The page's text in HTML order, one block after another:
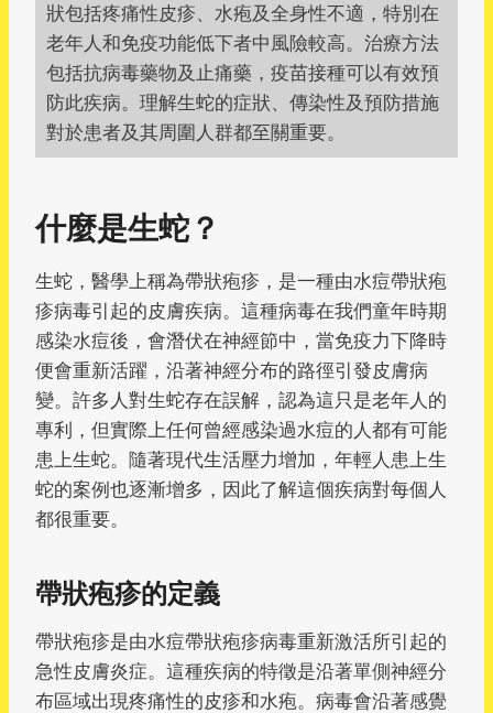
狀包括疼痛性皮疹、水疱及全身性不適，特別在
老年人和免疫功能低下者中風險較高。治療方法
包括抗病毒藥物及止痛藥，疫苗接種可以有效預
防此疾病。理解生蛇的症狀、傳染性及預防措施
對於患者及其周圍人群都至關重要。
什麼是生蛇？
生蛇，醫學上稱為帶狀疱疹，是一種由水痘帶狀疱
疹病毒引起的皮膚疾病。這種病毒在我們童年時期
感染水痘後，會潛伏在神經節中，當免疫力下降時
便會重新活躍，沿著神經分布的路徑引發皮膚病
變。許多人對生蛇存在誤解，認為這只是老年人的
專利，但實際上任何曾經感染過水痘的人都有可能
患上生蛇。隨著現代生活壓力增加，年輕人患上生
蛇的案例也逐漸增多，因此了解這個疾病對每個人
都很重要。
帶狀疱疹的定義
帶狀疱疹是由水痘帶狀疱疹病毒重新激活所引起的
急性皮膚炎症。這種疾病的特徵是沿著單側神經分
布區域出現疼痛性的皮疹和水疱。病毒會沿著感覺